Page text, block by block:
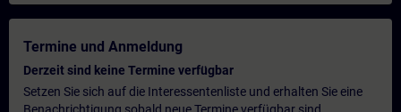
Termine und Anmeldung
Derzeit sind keine Termine verfügbar
Setzen Sie sich auf die Interessentenliste und erhalten Sie eine